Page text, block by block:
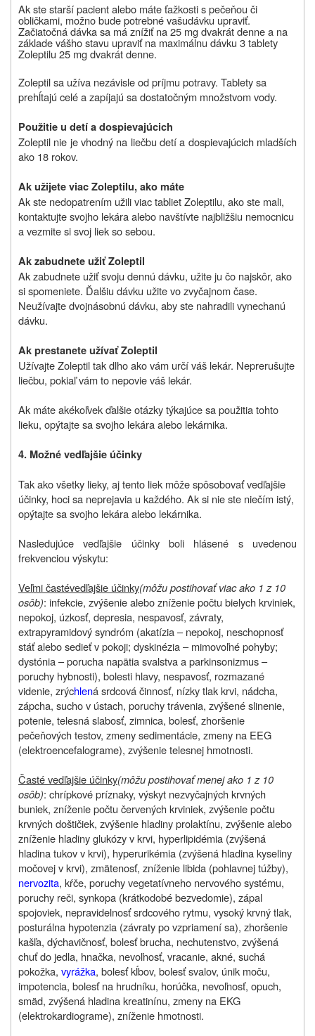
Ak ste starší pacient alebo máte ťažkosti s pečeňou či
obličkami, možno bude potrebné vašudávku upraviť.
Začiatočná dávka sa má znížiť na 25 mg dvakrát denne a na
základe vášho stavu upraviť na maximálnu dávku 3 tablety
Zoleptilu 25 mg dvakrát denne.
Zoleptil sa užíva nezávisle od príjmu potravy. Tablety sa
prehĺtajú celé a zapíjajú sa dostatočným množstvom vody.
Použitie u detí a dospievajúcich
Zoleptil nie je vhodný na liečbu detí a dospievajúcich mladších
ako 18 rokov.
Ak užijete viac Zoleptilu, ako máte
Ak ste nedopatrením užili viac tabliet Zoleptilu, ako ste mali,
kontaktujte svojho lekára alebo navštívte najbližšiu nemocnicu
a vezmite si svoj liek so sebou.
Ak zabudnete užiť Zoleptil
Ak zabudnete užiť svoju dennú dávku, užite ju čo najskôr, ako
si spomeniete. Ďalšiu dávku užite vo zvyčajnom čase.
Neužívajte dvojnásobnú dávku, aby ste nahradili vynechanú
dávku.
Ak prestanete užívať Zoleptil
Užívajte Zoleptil tak dlho ako vám určí váš lekár. Neprerušujte
liečbu, pokiaľ vám to nepovie váš lekár.
Ak máte akékoľvek ďalšie otázky týkajúce sa použitia tohto
lieku, opýtajte sa svojho lekára alebo lekárnika.
4. Možné vedľajšie účinky
Tak ako všetky lieky, aj tento liek môže spôsobovať vedľajšie
účinky, hoci sa neprejavia u každého. Ak si nie ste niečím istý,
opýtajte sa svojho lekára alebo lekárnika.
Nasledujúce vedľajšie účinky boli hlásené s uvedenou
frekvenciou výskytu:
Veľmi častévedľajšie účinky(môžu postihovať viac ako 1 z 10
osôb): infekcie, zvýšenie alebo zníženie počtu bielych krviniek,
nepokoj, úzkosť, depresia, nespavosť, závraty,
extrapyramidový syndróm (akatízia – nepokoj, neschopnosť
stáť alebo sedieť v pokoji; dyskinézia – mimovoľné pohyby;
dystónia – porucha napätia svalstva a parkinsonizmus –
poruchy hybnosti), bolesti hlavy, nespavosť, rozmazané
videnie, zrýchlená srdcová činnosť, nízky tlak krvi, nádcha,
zápcha, sucho v ústach, poruchy trávenia, zvýšené slinenie,
potenie, telesná slabosť, zimnica, bolesť, zhoršenie
pečeňových testov, zmeny sedimentácie, zmeny na EEG
(elektroencefalograme), zvýšenie telesnej hmotnosti.
Časté vedľajšie účinky(môžu postihovať menej ako 1 z 10
osôb): chrípkové príznaky, výskyt nezvyčajných krvných
buniek, zníženie počtu červených krviniek, zvýšenie počtu
krvných doštičiek, zvýšenie hladiny prolaktínu, zvýšenie alebo
zníženie hladiny glukózy v krvi, hyperlipidémia (zvýšená
hladina tukov v krvi), hyperurikémia (zvýšená hladina kyseliny
močovej v krvi), zmätenosť, zníženie libida (pohlavnej túžby),
nervozita, kŕče, poruchy vegetatívneho nervového systému,
poruchy reči, synkopa (krátkodobé bezvedomie), zápal
spojoviek, nepravidelnosť srdcového rytmu, vysoký krvný tlak,
posturálna hypotenzia (závraty po vzpriamení sa), zhoršenie
kašľa, dýchavičnosť, bolesť brucha, nechutenstvo, zvýšená
chuť do jedla, hnačka, nevoľnosť, vracanie, akné, suchá
pokožka, vyrážka, bolesť kĺbov, bolesť svalov, únik moču,
impotencia, bolesť na hrudníku, horúčka, nevoľnosť, opuch,
smäd, zvýšená hladina kreatinínu, zmeny na EKG
(elektrokardiograme), zníženie hmotnosti.